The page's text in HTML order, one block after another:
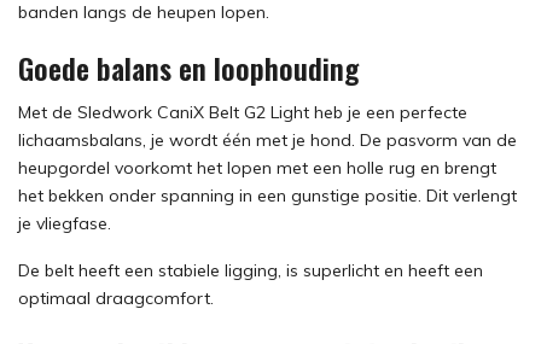
banden langs de heupen lopen.
Goede balans en loophouding
Met de Sledwork CaniX Belt G2 Light heb je een perfecte
lichaamsbalans, je wordt één met je hond. De pasvorm van de
heupgordel voorkomt het lopen met een holle rug en brengt
het bekken onder spanning in een gunstige positie. Dit verlengt
je vliegfase.
De belt heeft een stabiele ligging, is superlicht en heeft een
optimaal draagcomfort.